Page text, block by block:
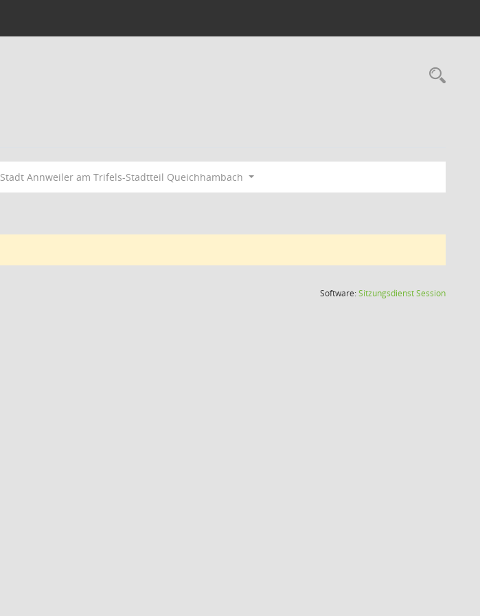
Stadt Annweiler am Trifels-Stadtteil Queichhambach
Software:SitzungsdienstSession(Wird in